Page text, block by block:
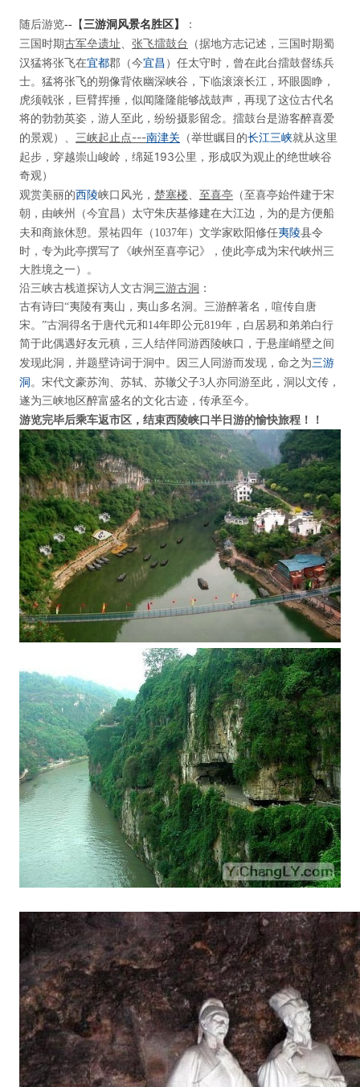
随后游览--【三游洞风景名胜区】 ：
三国时期古军垒遗址、 张飞擂鼓台 （据地方志记述，三国时期蜀
汉猛将张飞在宜都郡（今宜昌 ）任太守时，曾在此台擂鼓督练兵
士。猛将张飞的朔像背依幽深峡谷，下临滚滚长江，环眼圆睁，
虎须戟张，巨臂挥捶，似闻隆隆能够战鼓声，再现了这位古代名
将的勃勃英姿，游人至此，纷纷摄影留念。擂鼓台是游客醉喜爱
的景观）、 三峡起止点---南津关 （举世瞩目的长江三峡就从这里
起步，穿越崇山峻岭，绵延193公里，形成叹为观止的绝世峡谷
奇观）
观赏美丽的西陵峡口风光， 楚塞楼、 至喜亭 （至喜亭始件建于宋
朝，由峡州（今宜昌）太守朱庆基修建在大江边，为的是方便船
夫和商旅休憩。景祐四年（ 1037年）文学家欧阳修任夷陵县令
时，专为此亭撰写了《峡州至喜亭记》，使此亭成为宋代峡州三
大胜境之一）。
沿三峡古栈道探访人文古洞三游古洞 ：
古有诗曰“夷陵有夷山，夷山多名洞。三游醉著名，喧传自唐
宋。”古洞得名于唐代元和 14年即公元819年，白居易和弟弟白行
简于此偶遇好友元稹，三人结伴同游西陵峡口，于悬崖峭壁之间
发现此洞，并题壁诗词于洞中。因三人同游而发现，命之为三游
洞。宋代文豪苏洵、苏轼、苏辙父子3人亦同游至此，洞以文传，
遂为三峡地区醉富盛名的文化古迹，传承至今。
游览完毕后乘车返市区，结束西陵峡口半日游的愉快旅程 ！！